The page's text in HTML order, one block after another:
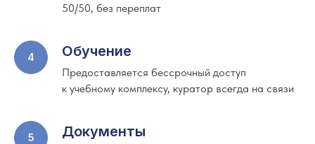
50/50, без переплат
Обучение
Предоставляется бессрочный доступ
к учебному комплексу, куратор всегда на связи
Документы